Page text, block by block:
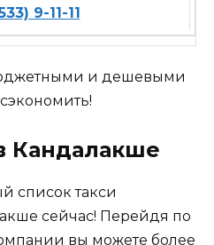
9-11-11
и дешевыми
Кандалакше
список такси
сейчас! Перейдя по
вы можете более